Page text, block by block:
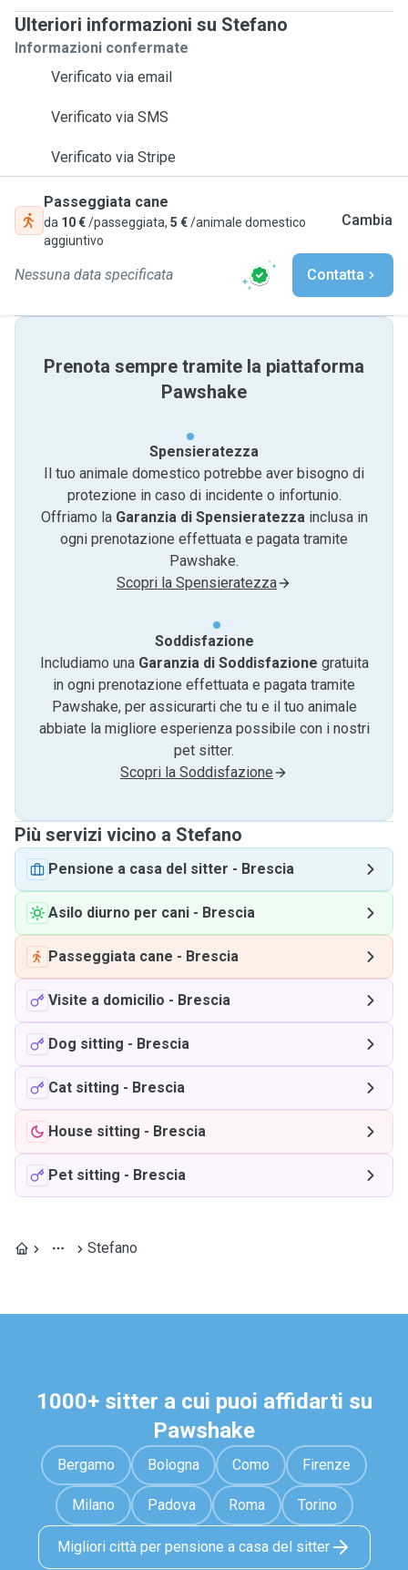
Ulteriori informazioni su Stefano
Informazioni confermate
Verificato via email
Verificato via SMS
Verificato via Stripe
Passeggiata cane
da 10 €/passeggiata, 5 €/animale domestico
aggiuntivo
Cambia
Nessuna data specificata Contatta
Prenota sempre tramite la piattaforma
Pawshake
Spensieratezza
Il tuo animale domestico potrebbe aver bisogno di
protezione in caso di incidente o infortunio.
Offriamo la Garanzia di Spensieratezzainclusa in
ogni prenotazione effettuata e pagata tramite
Pawshake.
Scopri la Spensieratezza
Soddisfazione
Includiamo una Garanzia di Soddisfazione gratuita
in ogni prenotazione effettuata e pagata tramite
Pawshake, per assicurarti che tu e il tuo animale
abbiate la migliore esperienza possibile con i nostri
pet sitter.
Scopri la Soddisfazione
Più servizi vicino a Stefano
Pensione a casa del sitter - Brescia
Asilo diurno per cani - Brescia
Passeggiata cane - Brescia
Visite a domicilio - Brescia
Dog sitting - Brescia
Cat sitting - Brescia
House sitting - Brescia
Pet sitting - Brescia
Stefano
1000+ sitter a cui puoi affidarti su
Pawshake
Bergamo Bologna Como Firenze
Milano Padova Roma Torino
Migliori città per pensione a casa del sitter